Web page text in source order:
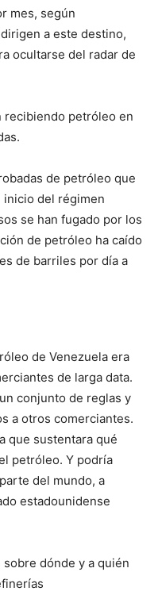
mes, según
a este destino,
ocultarse del radar de
recibiendo petróleo en
de petróleo que
inicio del régimen
se han fugado por los
de petróleo ha caído
de barriles por día a
de Venezuela era
de larga data.
conjunto de reglas y
a otros comerciantes.
que sustentara qué
petróleo. Y podría
del mundo, a
estadounidense
dónde y a quién